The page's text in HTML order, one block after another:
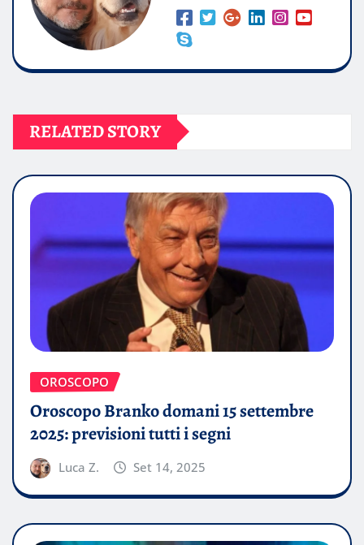
RELATED STORY
OROSCOPO
Oroscopo Branko domani 15 settembre
2025: previsioni tutti i segni
Luca Z. Set 14, 2025